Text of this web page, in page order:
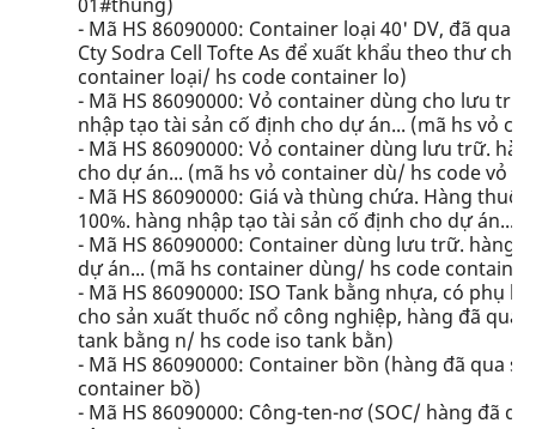
- Mã HS 86090000: Container loại 40' DV, đã qua
Cty Sodra Cell Tofte As để xuất khẩu theo thư chỉ
container loại/ hs code container lo)
- Mã HS 86090000: Vỏ container dùng cho lưu trữ
nhập tạo tài sản cố định cho dự án... (mã hs vỏ
- Mã HS 86090000: Vỏ container dùng lưu trữ.
cho dự án... (mã hs vỏ container dù/ hs code vỏ
- Mã HS 86090000: Giá và thùng chứa. Hàng
100%. hàng nhập tạo tài sản cố định cho dự án...
- Mã HS 86090000: Container dùng lưu trữ. hàng
dự án... (mã hs container dùng/ hs code
- Mã HS 86090000: ISO Tank bằng nhựa, có phụ
cho sản xuất thuốc nổ công nghiệp, hàng đã qua
tank bằng n/ hs code iso tank bằn)
- Mã HS 86090000: Container bồn (hàng đã qua
container bồ)
- Mã HS 86090000: Công-ten-nơ (SOC/ hàng đã